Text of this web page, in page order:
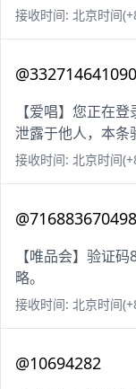
接收时间: 北京时间
@332714641090
【爱唱】您正在
泄露于他人，本条
接收时间: 北京时间
@716883670498
【唯品会】验证
略。
接收时间: 北京时间
@10694282